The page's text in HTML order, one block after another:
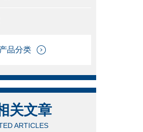
品分类
关文章
ARTICLES